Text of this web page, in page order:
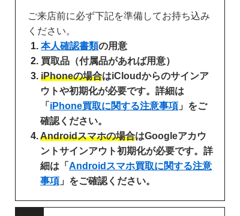
ご来店前に必ず下記を準備してお持ち込み
ください。
本人確認書類の用意
買取品（付属品があれば用意）
iPhoneの場合はiCloudからのサインア
ウトや初期化が必要です。詳細は
「 iPhone買取に関する注意事項 」をご
確認ください。
Androidスマホの場合はGoogleアカウ
ントサインアウト初期化が必要です。詳
細は「 Androidスマホ買取に関する注意
事項 」をご確認ください。